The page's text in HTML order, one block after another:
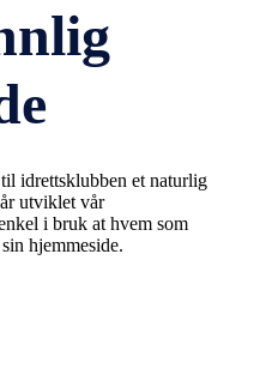
idrettsklubben et naturlig
utviklet vår
i bruk at hvem som
hjemmeside.